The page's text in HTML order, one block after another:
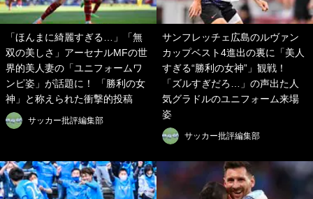
「ほんまに綺麗すぎる…」「無
双の美しさ」アーセナルMFの世
界的美人妻の「ユニフォームワ
ンピ姿」が話題に！ 「勝利の女
神」と称えられた衝撃的投稿
サッカー批評編集部
サンフレッチェ広島のルヴァン
カップベスト4進出の裏に「美人
すぎる“勝利の女神”」観戦！
「ズルすぎだろ…」の声出た人
気グラドルのユニフォーム来場
姿
サッカー批評編集部